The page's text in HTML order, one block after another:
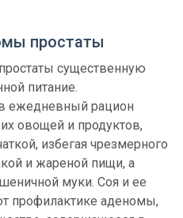
простаты
существенную
питание.
ежедневный рацион
овощей и продуктов,
избегая чрезмерного
и жареной пищи, а
муки. Соя и ее
профилактике аденомы,